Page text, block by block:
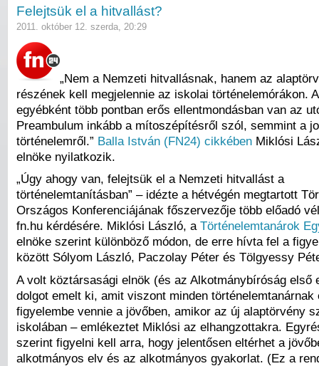
Felejtsük el a hitvallást?
2011. október 12. szerda, 20:29
„Nem a Nemzeti hitvallásnak, hanem az
részének kell megjelennie az iskolai történelemórákon.
egyébként több pontban erős ellentmondásban van az
Preambulum inkább a mítoszépítésről szól, semmint a
történelemről.” Balla István (FN24) cikkében Miklósi
elnöke nyilatkozik.
„Úgy ahogy van, felejtsük el a Nemzeti hitvallást a
történelemtanításban” – idézte a hétvégén megtartott
Országos Konferenciájának főszervezője több előadó
fn.hu kérdésére. Miklósi László, a Történelemtanárok
elnöke szerint különböző módon, de erre hívta fel a
között Sólyom László, Paczolay Péter és Tölgyessy
A volt köztársasági elnök (és az Alkotmánybíróság első
dolgot emelt ki, amit viszont minden történelemtanárnak
figyelembe vennie a jövőben, amikor az új alaptörvény
iskolában – emlékeztet Miklósi az elhangzottakra.
szerint figyelni kell arra, hogy jelentősen eltérhet a
alkotmányos elv és az alkotmányos gyakorlat. (Ez a